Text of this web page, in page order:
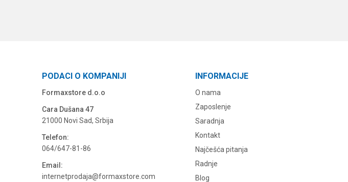
PODACI O KOMPANIJI
Formaxstore d.o.o
Cara Dušana 47
21000 Novi Sad, Srbija
Telefon:
064/647-81-86
Email:
internetprodaja@formaxstore.com
INFORMACIJE
O nama
Zaposlenje
Saradnja
Kontakt
Najčešća pitanja
Radnje
Blog